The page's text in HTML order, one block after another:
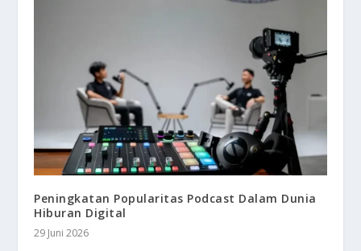
Peningkatan Popularitas Podcast Dalam Dunia
Hiburan Digital
29 Juni 2026